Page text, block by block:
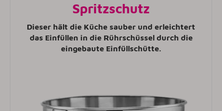
Spritzschutz
Dieser hält die Küche sauber und erleichtert
das Einfüllen in die Rührschüssel durch die
eingebaute Einfüllschütte.